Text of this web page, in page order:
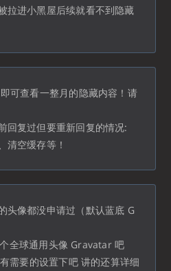
拉进小黑屋后续就看不到隐藏
可查看一整月的隐藏内容！请
回复过但要重新回复的情况:
清空缓存等！
头像都没申请过（默认蓝底 G
全球通用头像 Gravatar 吧
需要的设置下吧 讲的还算详细